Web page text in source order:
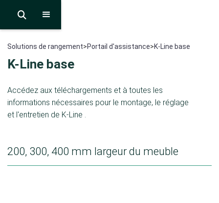

Solutions de rangement>Portail d'assistance>K-Line base
K-Line base
Accédez aux téléchargements et à toutes les
informations nécessaires pour le montage, le réglage
et l'entretien de K-Line .
200, 300, 400 mm largeur du meuble